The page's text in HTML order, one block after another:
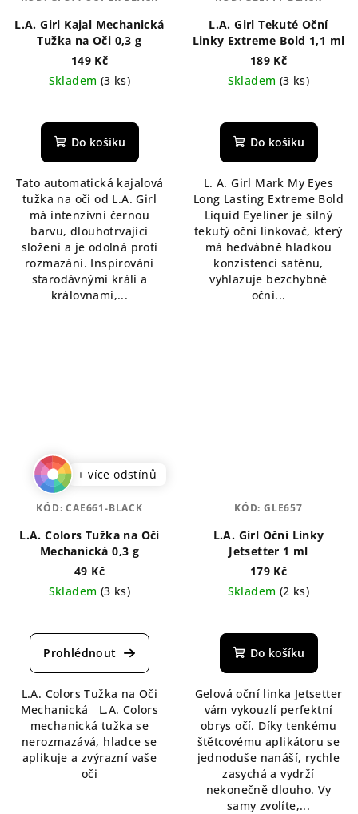
L.A. Girl Kajal Mechanická
Tužka na Oči 0,3 g
149 Kč
Skladem (3 ks)
hodnocení
produktu
z
5
hvězdiček.
Do košíku
Tato automatická kajalová
tužka na oči od L.A. Girl
má intenzivní černou
barvu, dlouhotrvající
složení a je odolná proti
rozmazání. Inspirováni
starodávnými králi a
královnami,...
L.A. Girl Tekuté Oční
Linky Extreme Bold 1,1 ml
189 Kč
Skladem (3 ks)
hodnocení
produktu
z
5
hvězdiček.
Do košíku
L. A. Girl Mark My Eyes
Long Lasting Extreme Bold
Liquid Eyeliner je silný
tekutý oční linkovač, který
má hedvábně hladkou
konzistenci saténu,
vyhlazuje bezchybně
oční...
+ více odstínů
L.A. Colors Tužka na Oči
Mechanická 0,3 g
49 Kč
Skladem (3 ks)
hodnocení
produktu
z
hvězdiček.
L.A. Colors Tužka na Oči
Mechanická L.A. Colors
mechanická tužka se
nerozmazává, hladce se
aplikuje a zvýrazní vaše
oči
KÓD:CAE661-BLACK
L.A. Girl Oční Linky
Jetsetter 1 ml
179 Kč
Skladem (2 ks)
Do košíku
Gelová oční linka Jetsetter
vám vykouzlí perfektní
obrys očí. Díky tenkému
štětcovému aplikátoru se
jednoduše nanáší, rychle
zasychá a vydrží
nekonečně dlouho. Vy
samy zvolíte,...
KÓD:GLE657